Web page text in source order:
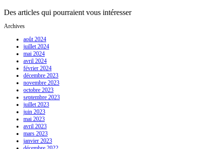
Des articles qui pourraient vous intéresser
Archives
août 2024
juillet 2024
mai 2024
avril 2024
février 2024
décembre 2023
novembre 2023
octobre 2023
septembre 2023
juillet 2023
juin 2023
mai 2023
avril 2023
mars 2023
janvier 2023